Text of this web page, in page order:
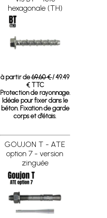
hexagonale (TH)
à partir de69.60 €/ 49.49
€ TTC
Protection de rayonnage.
Idéale pour fixer dans le
béton. Fixation de garde
corps et d'étais.
GOUJON T - ATE
option 7 - version
zinguée